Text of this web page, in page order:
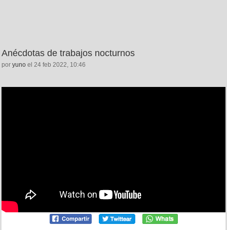
Anécdotas de trabajos nocturnos
por yuno el 24 feb 2022, 10:46